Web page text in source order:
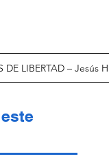
DE LIBERTAD – Jesús